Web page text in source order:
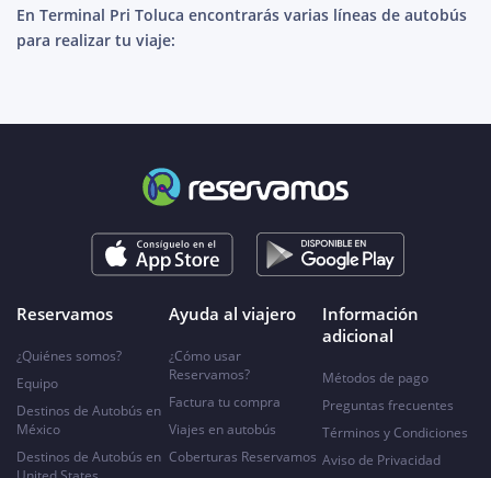
En Terminal Pri Toluca encontrarás varias líneas de autobús
para realizar tu viaje:
Reservamos
¿Quiénes somos?
Equipo
Destinos de Autobús en
México
Destinos de Autobús en
Ayuda al viajero
¿Cómo usar
Reservamos?
Factura tu compra
Viajes en autobús
Coberturas Reservamos
Información
adicional
Métodos de pago
Preguntas frecuentes
Términos y Condiciones
Aviso de Privacidad